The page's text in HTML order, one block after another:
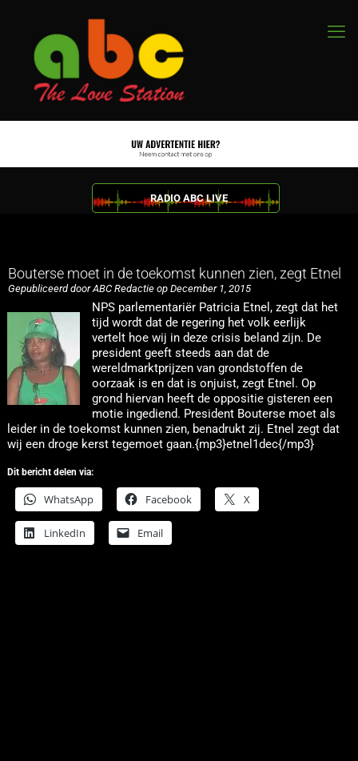
RADIO ABC LIVE
Bouterse moet in de toekomst kunnen zien, zegt Etnel
Gepubliceerd door ABC Redactie op December 1, 2015
NPS parlementariër Patricia Etnel, zegt dat het
tijd wordt dat de regering het volk eerlijk
vertelt hoe wij in deze crisis beland zijn. De
president geeft steeds aan dat de
wereldmarktprijzen van grondstoffen de
oorzaak is en dat is onjuist, zegt Etnel. Op
grond hiervan heeft de oppositie gisteren een
motie ingediend. President Bouterse moet als
leider in de toekomst kunnen zien, benadrukt zij. Etnel zegt dat
wij een droge kerst tegemoet gaan.{mp3}etnel1dec{/mp3}
Dit bericht delen via:
WhatsApp Facebook X
LinkedIn Email